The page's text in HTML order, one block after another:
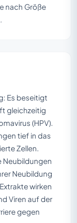
nach Größe
Es beseitigt
gleichzeitig
(HPV).
tief in das
Zellen.
Neubildungen
Neubildung
wirken
Viren auf der
gegen